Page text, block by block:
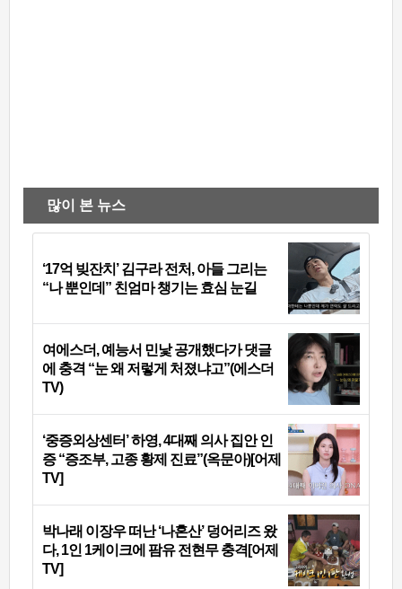
많이 본 뉴스
‘17억 빚잔치’ 김구라 전처, 아들 그리는
“나 뿐인데” 친엄마 챙기는 효심 눈길
여에스더, 예능서 민낯 공개했다가 댓글
에 충격 “눈 왜 저렇게 처졌냐고”(에스더
TV)
‘중증외상센터’ 하영, 4대째 의사 집안 인
증 “증조부, 고종 황제 진료”(옥문아)[어제
TV]
박나래 이장우 떠난 ‘나혼산’ 덩어리즈 왔
다, 1인 1케이크에 팜유 전현무 충격[어제
TV]